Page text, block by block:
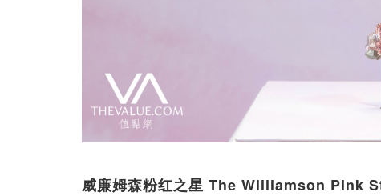
威廉姆森粉红之星 The Williamson Pink